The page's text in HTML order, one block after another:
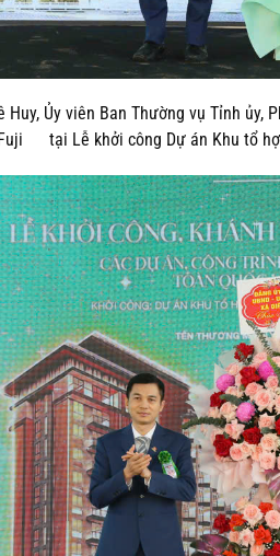
Huy, Ủy viên Ban Thường vụ Tỉnh ủy,
Fuji tại Lễ khởi công Dự án Khu tổ